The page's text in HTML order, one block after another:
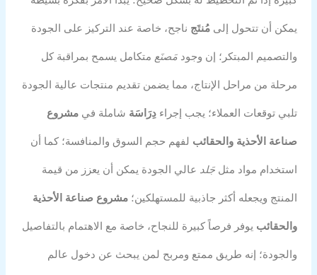
يمكن أن تتحول إلى مُنتَج ناجح، خاصة عند التركيز على الجودة
والتصميم المبتكر؛ إن وجود مَصنَع متكامل يسمح بمراقبة كل
مرحلة من مراحل الإنتاج، مما يضمن تقديم منتجات عالية الجودة
تلبي توقعات العملاء؛ يجب إجراء دِرَاسَة شاملة في مشروع
صناعة الأحذية والحقائب لفهم حجم السوق والمنافسة؛ كما أن
استخدام مواد مثل جَلد عالي الجودة يمكن أن يعزز من قيمة
المنتج ويجعله أكثر جاذبية للمستهلكين؛ مشروع صناعة الأحذية
والحقائب يوفر فرصاً كبيرة للنجاح، خاصة مع الاهتمام بالتفاصيل
والجودة؛ إنه طريق ممتع ومربح لمن يبحث عن دخول عالم